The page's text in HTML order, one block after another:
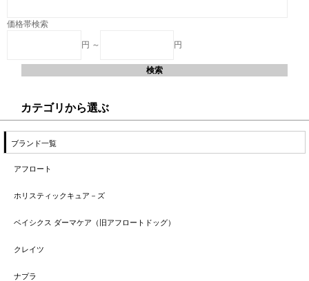
価格帯検索
円 ～ 円
カテゴリから選ぶ
ブランド一覧
アフロート
ホリスティックキュア－ズ
ベイシクス ダーマケア（旧アフロートドッグ）
クレイツ
ナプラ